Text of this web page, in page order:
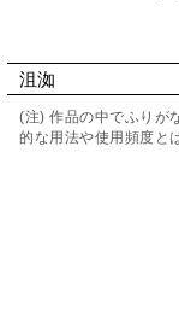
沮洳
(注) 作品の中でふりが
的な用法や使用頻度と